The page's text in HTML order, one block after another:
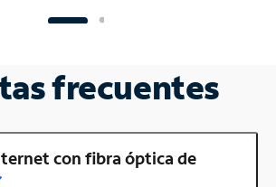
frecuentes
con fibra óptica de